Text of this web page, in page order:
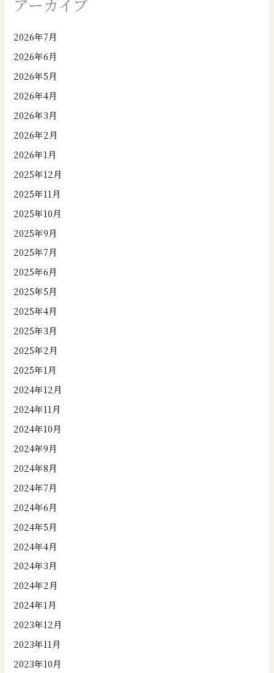
2026年7月
2026年6月
2026年5月
2026年4月
2026年3月
2026年2月
2026年1月
2025年12月
2025年11月
2025年10月
2025年9月
2025年7月
2025年6月
2025年5月
2025年4月
2025年3月
2025年2月
2025年1月
2024年12月
2024年11月
2024年10月
2024年9月
2024年8月
2024年7月
2024年6月
2024年5月
2024年4月
2024年3月
2024年2月
2024年1月
2023年12月
2023年11月
2023年10月